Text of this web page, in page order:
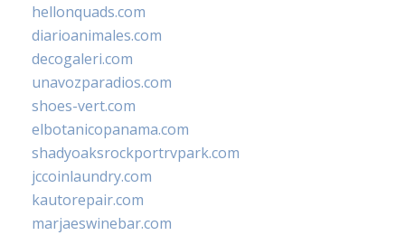
hellonquads.com
diarioanimales.com
decogaleri.com
unavozparadios.com
shoes-vert.com
elbotanicopanama.com
shadyoaksrockportrvpark.com
jccoinlaundry.com
kautorepair.com
marjaeswinebar.com